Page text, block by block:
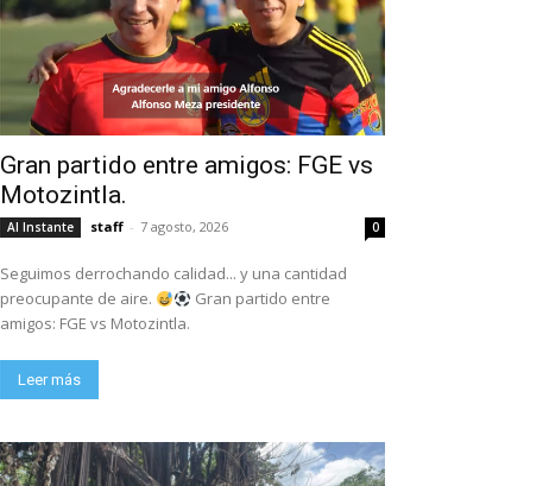
Gran partido entre amigos: FGE vs
Motozintla.
Al Instante staff - 7 agosto, 2026 0
Seguimos derrochando calidad... y una cantidad
preocupante de aire.
Gran partido entre
amigos: FGE vs Motozintla.
Leer más